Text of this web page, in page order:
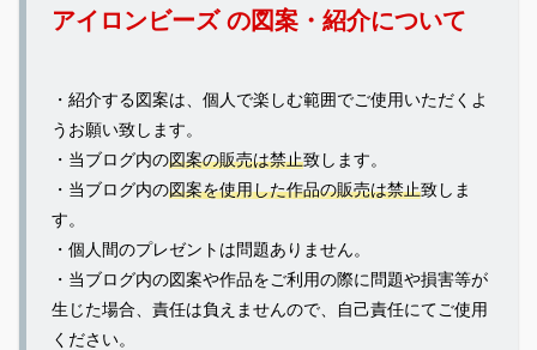
アイロンビーズ の図案・紹介について
・紹介する図案は、個人で楽しむ範囲でご使用いただくよ
うお願い致します。
・当ブログ内の図案の販売は禁止致します。
・当ブログ内の図案を使用した作品の販売は禁止致しま
す。
・個人間のプレゼントは問題ありません。
・当ブログ内の図案や作品をご利用の際に問題や損害等が
生じた場合、責任は負えませんので、自己責任にてご使用
ください。